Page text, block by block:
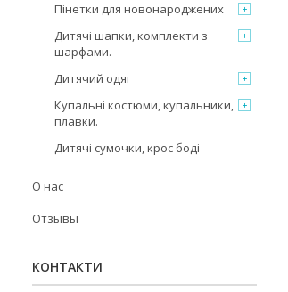
Пінетки для новонароджених
Дитячі шапки, комплекти з
шарфами.
Дитячий одяг
Купальні костюми, купальники,
плавки.
Дитячі сумочки, крос боді
О нас
Отзывы
КОНТАКТИ